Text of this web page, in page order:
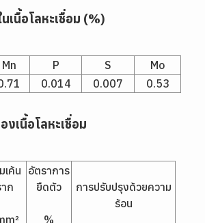
เนื้อโลหะเชื่อม (%)
Mn P S
Mo
0.014 0.007 0.53
เนื้อโลหะเชื่อม
เค้น
ก
อัตราการ
ยืดตัว
%
การปรับปรุงด้วยความ
ร้อน